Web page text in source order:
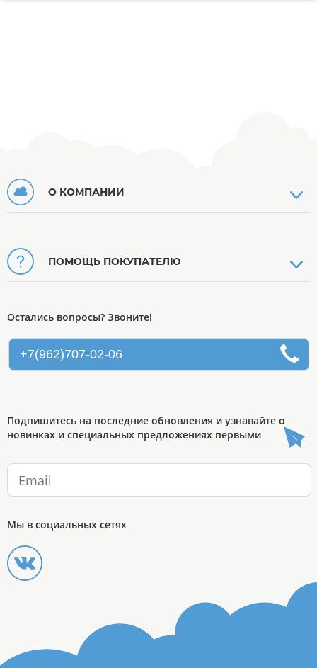
О КОМПАНИИ
ПОМОЩЬ ПОКУПАТЕЛЮ
Остались вопросы? Звоните!
+7(962)707-02-06
Подпишитесь на последние обновления и узнавайте о
новинках и специальных предложениях первыми
Мы в социальных сетях